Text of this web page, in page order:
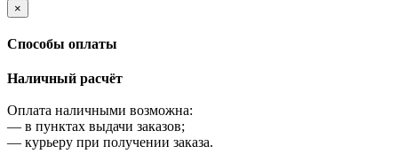
×
Cпособы оплаты
Наличный расчёт
Оплата наличными возможна:
— в пунктах выдачи заказов;
— курьеру при получении заказа.